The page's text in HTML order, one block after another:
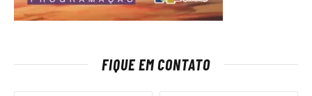
FIQUE EM CONTATO